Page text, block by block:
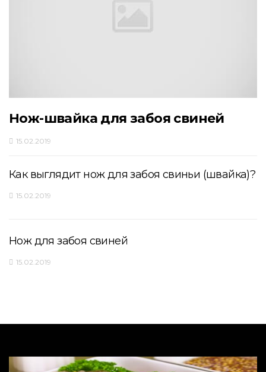
Нож-швайка для забоя свиней
15.02.2019
Как выглядит нож для забоя свиньи (швайка)?
15.02.2019
Нож для забоя свиней
15.02.2019